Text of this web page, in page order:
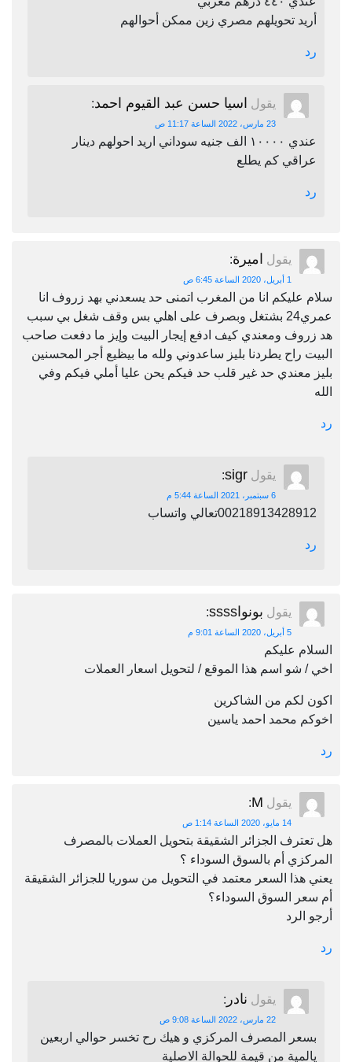
أريد تحويلهم مصري زين ممكن أحوالهم
رد
يقول اسيا حسن عبد القيوم احمد:
23 مارس، 2022 الساعة 11:17 ص
عندي ١٠٠٠٠ الف جنيه سوداني اريد احولهم دينار
عراقي كم يطلع
رد
يقول اميرة:
1 أبريل، 2020 الساعة 6:45 ص
سلام عليكم انا من المغرب اتمنى حد يسعدني بهد زروف انا
عمري24 بشتغل وبصرف على اهلي بس وقف شغل بي سبب
هد زروف ومعندي كيف ادفع إيجار البيت وإيز ما دفعت صاحب
البيت راح يطردنا بليز ساعدوني ولله ما بيظيع أجر المحسنين
بليز معندي حد غير قلب حد فيكم يحن عليا أملي فيكم وفي
الله
رد
يقول sigr
:
6 سبتمبر، 2021 الساعة 5:44 م
00218913428912تعالي واتساب
رد
يقول بونواssss :
5 أبريل، 2020 الساعة 9:01 م
السلام عليكم
اخي / شو اسم هذا الموقع / لتحويل اسعار العملات
اكون لكم من الشاكرين
اخوكم محمد احمد ياسين
رد
يقول M
:
14 مايو، 2020 الساعة 1:14 ص
هل تعترف الجزائر الشقيقة بتحويل العملات بالمصرف
المركزي أم بالسوق السوداء ؟
يعني هذا السعر معتمد في التحويل من سوريا للجزائر الشقيقة
أم سعر السوق السوداء؟
أرجو الرد
رد
يقول نادر :
22 مارس، 2022 الساعة 9:08 ص
بسعر المصرف المركزي و هيك رح تخسر حوالي اربعين
يالمية من قيمة للحوالة الاصلية